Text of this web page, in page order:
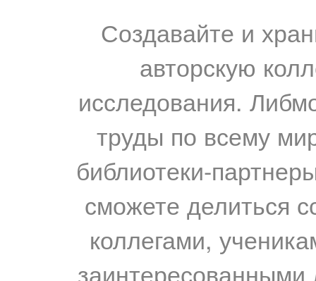
Создавайте и
авторскую
исследования.
труды по всему
библиотеки-
сможете делиться
коллегами,